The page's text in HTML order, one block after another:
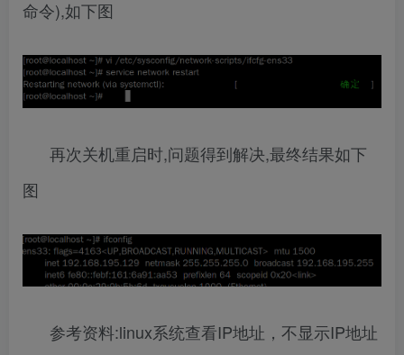
命令),如下图
再次关机重启时,问题得到解决,最终结果如下
图
参考资料:linux系统查看IP地址，不显示IP地址